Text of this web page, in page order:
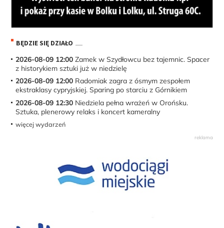
BĘDZIE SIĘ DZIAŁO
2026-08-09 12:00 Zamek w Szydłowcu bez tajemnic. Spacer
z historykiem sztuki już w niedzielę
2026-08-09 12:00 Radomiak zagra z ósmym zespołem
ekstraklasy cypryjskiej. Sparing po starciu z Górnikiem
2026-08-09 12:30 Niedziela pełna wrażeń w Orońsku.
Sztuka, plenerowy relaks i koncert kameralny
więcej wydarzeń